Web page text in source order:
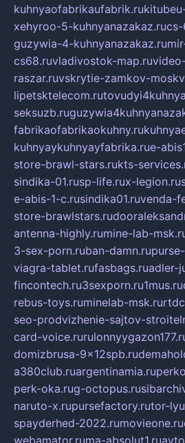
kuhnyaofabrikaufabrik.ru
xehyroo-5-kuhnyanazakaz.rucs-
guzywia-4-kuhnyanazakaz.ru
cs68.ruvladivostok-map.ru
raszar.ruvskrytie-zamkov-
lipetsktelecom.ru
seksuzb.ru
fabrikaofabrikaokuhny.ru
kuhnyaykuhnyayfabrika.rue-
store-brawl-stars.rukts-
sindika-01.rusp-life.rux-legion.ru
e-abis-1-c.rusindika01.ruvenda-
store-brawlstars.ru
antenna-highly.rumine-lab-
3-sex-porn.ruban-damn.ru
viagra-tablet.rufasbags.ruadler-
fincontech.ru3sexporn.ru1mus.ru
rebus-toys.ruminelab-msk.ru
seo-prodvizhenie-sajtov-
card-voice.ru
domizbrusa-9x12spb.ru
a380club.ruargentinamia.ru
perk-oka.rug-octopus.ru
naruto-x.rupursefactory.rutor-
spayderhed-2022.rumovieone.ru